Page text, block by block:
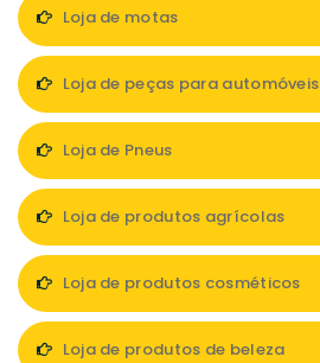
Loja de motas
Loja de peças para automóveis
Loja de Pneus
Loja de produtos agrícolas
Loja de produtos cosméticos
Loja de produtos de beleza